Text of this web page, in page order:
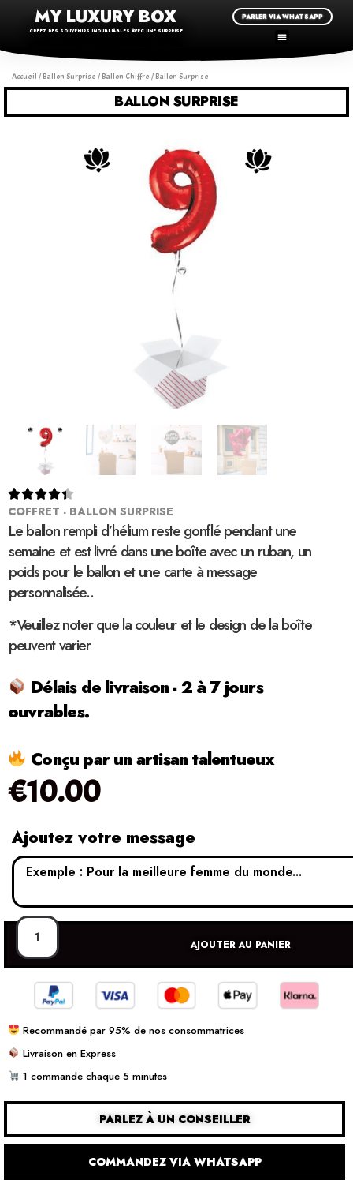
MY LUXURY BOX
CRÉEZ DES SOUVENIRS INOUBLIABLES AVEC UNE SURPRISE
PARLER VIA WHATSAPP
Accueil / Ballon Surprise / Ballon Chiffre / Ballon Surprise
BALLON SURPRISE

COFFRET - BALLON SURPRISE
Le ballon rempli d’hélium reste gonflé pendant une
semaine et est livré dans une boîte avec un ruban, un
poids pour le ballon et une carte à message
personnalisée..
*Veuillez noter que la couleur et le design de la boîte
peuvent varier
Délais de livraison - 2 à 7 jours
ouvrables.
Conçu par un artisan talentueux
€10.00
Ajoutez votre message
AJOUTER AU PANIER
Recommandé par 95% de nos consommatrices
Livraison en Express
1 commande chaque 5 minutes
PARLEZ À UN CONSEILLER
COMMANDEZ VIA WHATSAPP